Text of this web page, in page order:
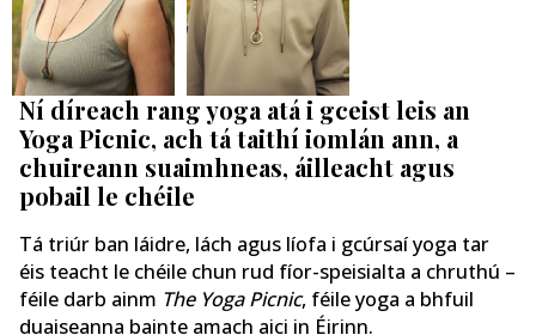
Ní díreach rang yoga atá i gceist leis an
Yoga Picnic, ach tá taithí iomlán ann, a
chuireann suaimhneas, áilleacht agus
pobail le chéile
Tá triúr ban láidre, lách agus líofa i gcúrsaí yoga tar
éis teacht le chéile chun rud fíor-speisialta a chruthú –
féile darb ainm The Yoga Picnic, féile yoga a bhfuil
duaiseanna bainte amach aici in Éirinn.